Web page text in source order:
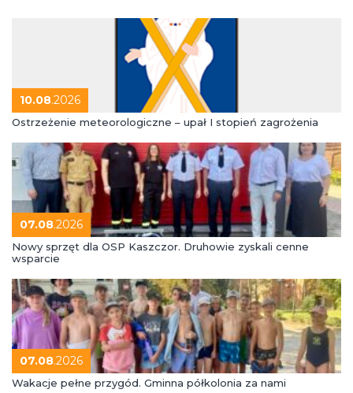
10.08.2026
Ostrzeżenie meteorologiczne – upał I stopień zagrożenia
07.08.2026
Nowy sprzęt dla OSP Kaszczor. Druhowie zyskali cenne
wsparcie
07.08.2026
Wakacje pełne przygód. Gminna półkolonia za nami